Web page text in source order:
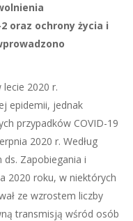
oraz ochrony życia i
2020 r.
epidemii, jednak
przypadków COVID-19
2020 r. Według
Zapobiegania i
2020 roku, w niektórych
ze wzrostem liczby
transmisją wśród osób